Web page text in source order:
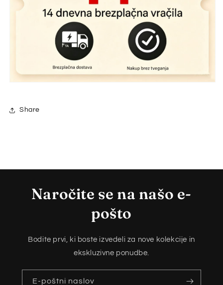
Share
Naročite se na našo e-
pošto
Bodite prvi, ki boste izvedeli za nove kolekcije in
ekskluzivne ponudbe.
E-poštni naslov